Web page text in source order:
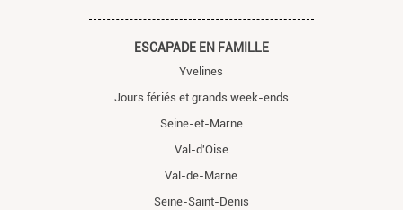
ESCAPADE EN FAMILLE
Yvelines
Jours fériés et grands week-ends
Seine-et-Marne
Val-d'Oise
Val-de-Marne
Seine-Saint-Denis